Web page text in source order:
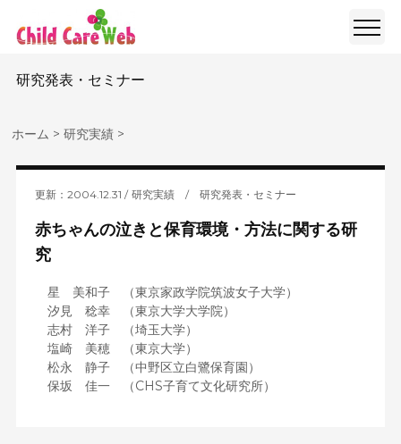
研究発表・セミナー
ホーム >研究実績 >
更新：2004.12.31 研究実績/ 研究発表・セミナー
赤ちゃんの泣きと保育環境・方法に関する研
究
星 美和子 （東京家政学院筑波女子大学）
汐見 稔幸 （東京大学大学院）
志村 洋子 （埼玉大学）
塩崎 美穂 （東京大学）
松永 静子 （中野区立白鷺保育園）
保坂 佳一 （CHS子育て文化研究所）